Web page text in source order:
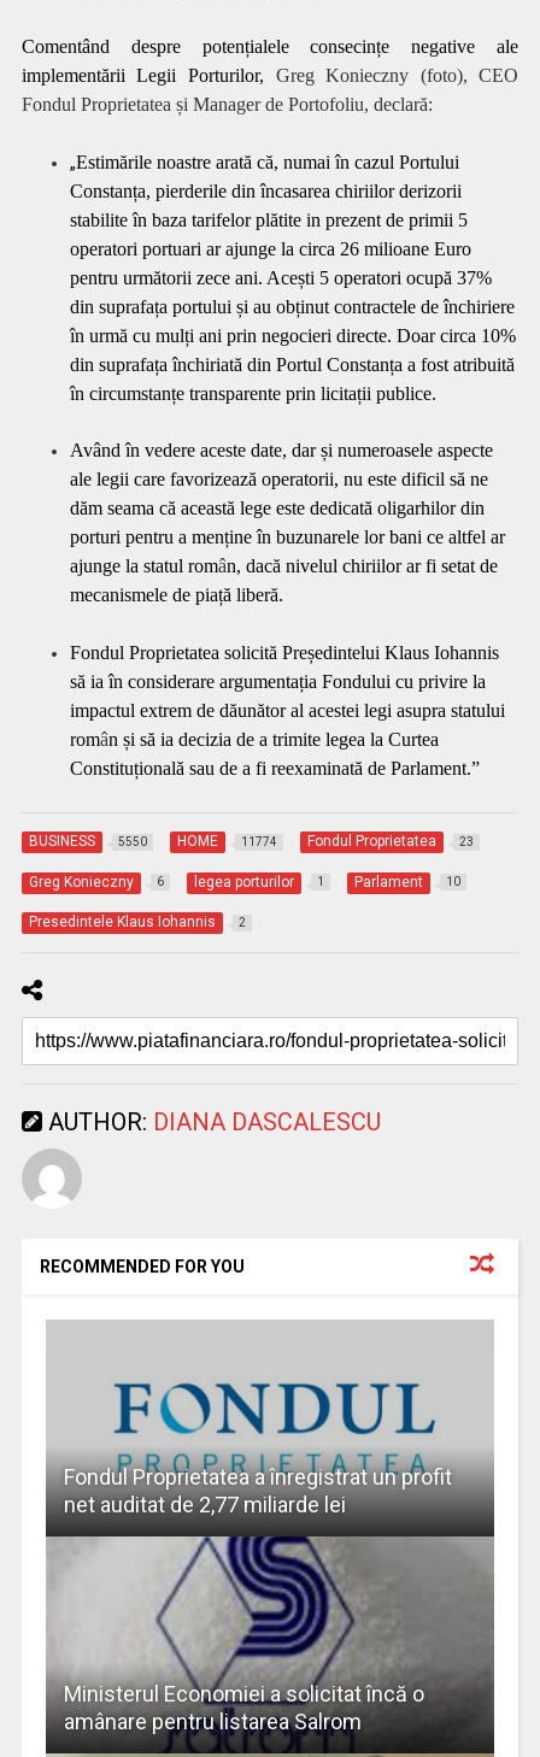
Comentând despre potențialele consecințe negative ale
implementării Legii Porturilor, Greg Konieczny (foto), CEO
Fondul Proprietatea și Manager de Portofoliu, declară:
„Estimările noastre arată că, numai în cazul Portului
Constanța, pierderile din încasarea chiriilor derizorii
stabilite în baza tarifelor plătite in prezent de primii 5
operatori portuari ar ajunge la circa 26 milioane Euro
pentru următorii zece ani. Acești 5 operatori ocupă 37%
din suprafața portului și au obținut contractele de închiriere
în urmă cu mulți ani prin negocieri directe. Doar circa 10%
din suprafața închiriată din Portul Constanța a fost atribuită
în circumstanțe transparente prin licitații publice.
Având în vedere aceste date, dar și numeroasele aspecte
ale legii care favorizează operatorii, nu este dificil să ne
dăm seama că această lege este dedicată oligarhilor din
porturi pentru a menține în buzunarele lor bani ce altfel ar
ajunge la statul român, dacă nivelul chiriilor ar fi setat de
mecanismele de piață liberă.
Fondul Proprietatea solicită Președintelui Klaus Iohannis
să ia în considerare argumentația Fondului cu privire la
impactul extrem de dăunător al acestei legi asupra statului
român și să ia decizia de a trimite legea la Curtea
Constituțională sau de a fi reexaminată de Parlament.”
BUSINESS 5550 HOME 11774 Fondul Proprietatea 23
Greg Konieczny 6 legea porturilor 1 Parlament 10
Presedintele Klaus Iohannis 2
AUTHOR: DIANA DASCALESCU
RECOMMENDED FOR YOU
Fondul Proprietatea a înregistrat un profit
net auditat de 2,77 miliarde lei
Ministerul Economiei a solicitat încă o
amânare pentru listarea Salrom